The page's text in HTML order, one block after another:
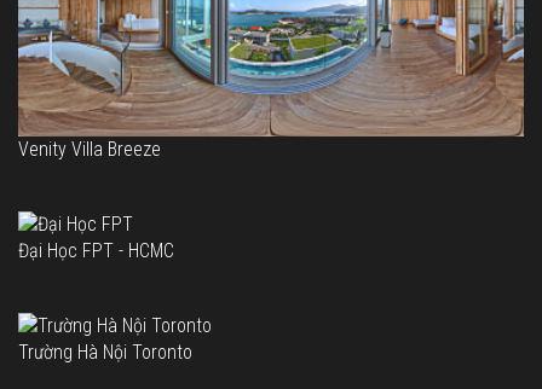
Venity Villa Breeze
Đại Học FPT - HCMC
Trường Hà Nội Toronto